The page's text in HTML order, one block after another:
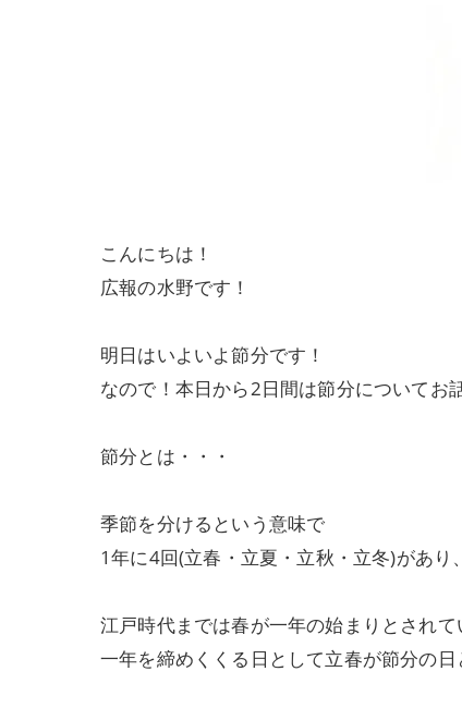
こんにちは！
広報の水野です！
明日はいよいよ節分です！
なので！本日から2日間は節分についてお
節分とは・・・
季節を分けるという意味で
1年に4回(立春・立夏・立秋・立冬)があり、
江戸時代までは春が一年の始まりとされて
一年を締めくくる日として立春が節分の日